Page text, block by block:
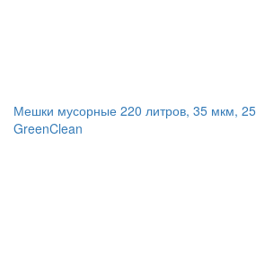
Мешки мусорные 220 литров, 35 мкм,
GreenClean